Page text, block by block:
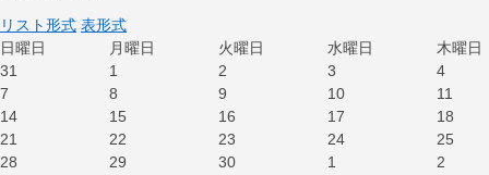
リスト形式 表形式
日曜日 月曜日 火曜日 水曜日 木曜日
31
1 2 3
4
7
8 9 10
11
14
15 16 17
18
21
22 23 24
25
28
29 30 1
2